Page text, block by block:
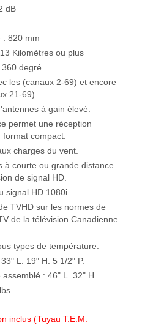
dB
: 820 mm
Kilomètres ou plus
degré.
les (canaux 2-69) et encore
21-69).
à gain élevé.
permet une réception
compact.
charges du vent.
à courte ou grande distance
de signal HD.
signal HD 1080i.
TVHD sur les normes de
de la télévision Canadienne
types de température.
L. 19" H. 5 1/2" P.
: 46" L. 32" H.
inclus (Tuyau T.E.M.